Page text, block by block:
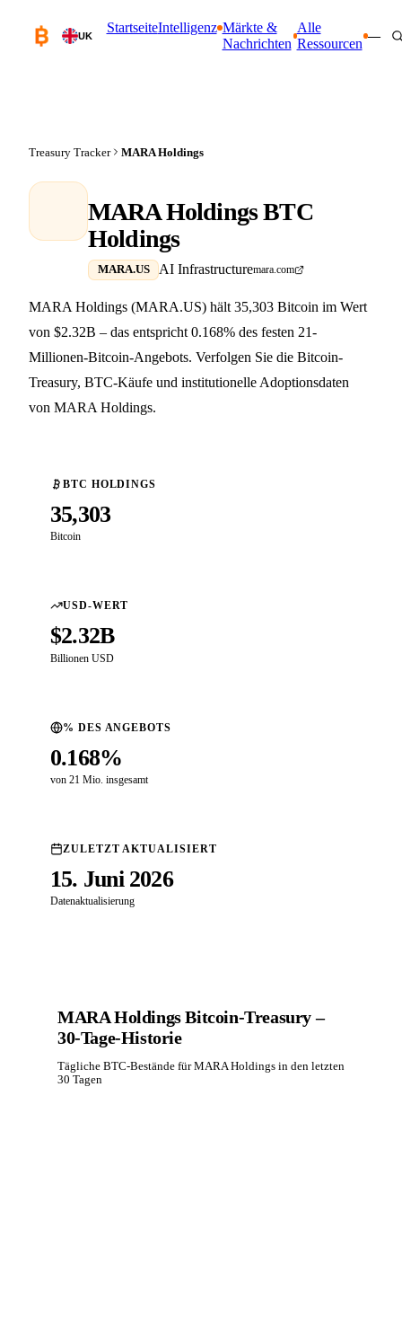
UK
StartseiteIntelligenz Märkte &
Nachrichten
Alle
Ressourcen
—
Treasury Tracker MARA Holdings
MARA Holdings BTC
Holdings
MARA.US AI Infrastructuremara.com
MARA Holdings (MARA.US) hält 35,303 Bitcoin im Wert
von $2.32B – das entspricht 0.168% des festen 21-
Millionen-Bitcoin-Angebots. Verfolgen Sie die Bitcoin-
Treasury, BTC-Käufe und institutionelle Adoptionsdaten
von MARA Holdings.
BTC HOLDINGS
35,303
Bitcoin
USD-WERT
$2.32B
Billionen USD
% DES ANGEBOTS
0.168%
von 21 Mio. insgesamt
ZULETZT AKTUALISIERT
15. Juni 2026
Datenaktualisierung
MARA Holdings Bitcoin-Treasury –
30-Tage-Historie
Tägliche BTC-Bestände für MARA Holdings in den letzten
30 Tagen